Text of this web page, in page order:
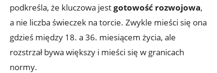
podkreśla, że kluczowa jestgotowość rozwojowa,
a nie liczba świeczek na torcie. Zwykle mieści się ona
gdzieś między 18. a 36. miesiącem życia, ale
rozstrzał bywa większy i mieści się w granicach
normy.